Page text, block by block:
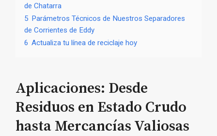
de Chatarra
5 Parámetros Técnicos de Nuestros Separadores
de Corrientes de Eddy
6 Actualiza tu línea de reciclaje hoy
Aplicaciones: Desde
Residuos en Estado Crudo
hasta Mercancías Valiosas